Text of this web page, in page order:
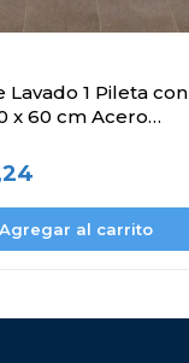
Lavado 1 Pileta con
x 60 cm Acero